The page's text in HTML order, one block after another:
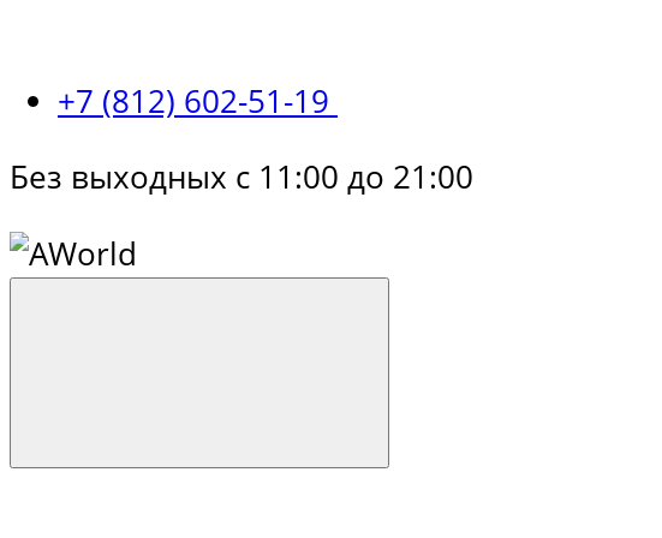
+7 (812) 602-51-19
Без выходных с 11:00 до 21:00